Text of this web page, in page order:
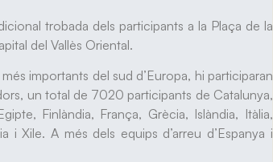
trobada dels participants a la Plaça de la
del Vallès Oriental.
importants del sud d’Europa, hi participaran
un total de 7020 participants de Catalunya,
Finlàndia, França, Grècia, Islàndia, Itàlia,
i Xile. A més dels equips d’arreu d’Espanya i